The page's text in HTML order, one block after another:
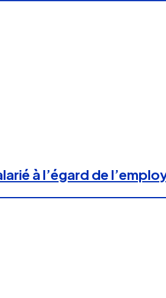
à l’égard de